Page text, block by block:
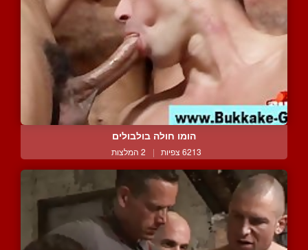
הומו חולה בולבולים
6213 צפיות | 2 המלצות